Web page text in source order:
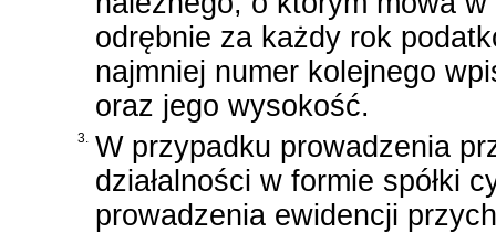
odrębnie za każdy rok
najmniej numer kolejnego
oraz jego wysokość.
3. W przypadku prowadzenia
działalności w formie spółki
prowadzenia ewidencji